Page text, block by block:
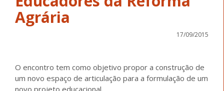
Agrária
17/09/2015
O encontro tem como objetivo propor a construção de
um novo espaço de articulação para a formulação de um
novo projeto educacional.